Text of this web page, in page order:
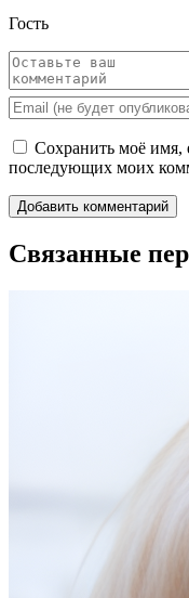
Гость
Сохранить моё имя,
последующих моих
Связанные